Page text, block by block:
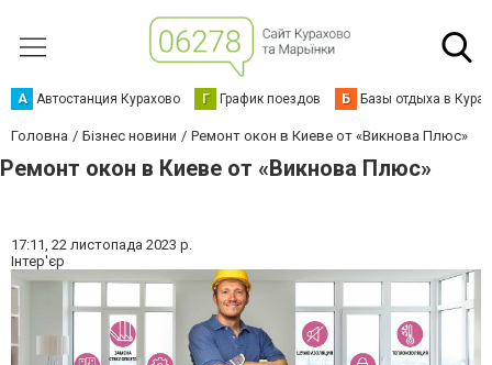
А Автостанция Курахово Г График поездов Б Базы отдыха в
Головна Бізнес новини Ремонт окон в Киеве от «Викнова Плюс»
Ремонт окон в Киеве от «Викнова Плюс»
17:11, 22 листопада 2023 р.
Інтер'єр